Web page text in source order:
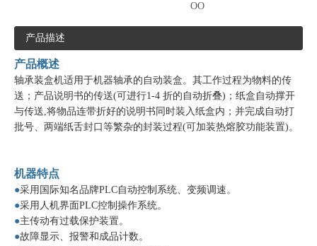
OO
产品描述
产品概述
轴承装盒机适用于机器轴承的自动装盒。其工作过程为物料的传
送；产品说明书的传送(可进行1-4 折的自动折叠)；纸盒自动撑开
与传送,将物品连带折好的说明书同时装入纸盒内；并完成自动打
批号、两端纸舌封口等繁杂的封装过程(可加装热熔胶功能装置)。
机器特点
●采用国际知名品牌PLC自动控制系统、变频调速。
●采用人机界面PLC控制操作系统。
●主传动有过载保护装置。
●故障显示、报警和成品计数。